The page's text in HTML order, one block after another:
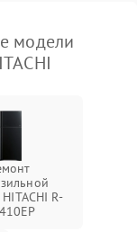
модели
R-